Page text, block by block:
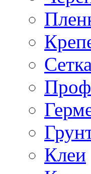
Клеи